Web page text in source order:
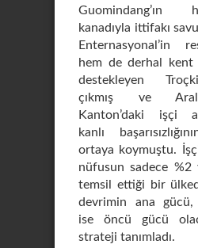
Guomindang’ın
kanadıyla ittifakı
Enternasyonal’in
hem de derhal kent
destekleyen
çıkmış ve
Kanton’daki işçi
kanlı
ortaya koymuştu. İşçi
nüfusun sadece %2
temsil ettiği bir
devrimin ana gücü,
ise öncü gücü
strateji tanımladı.